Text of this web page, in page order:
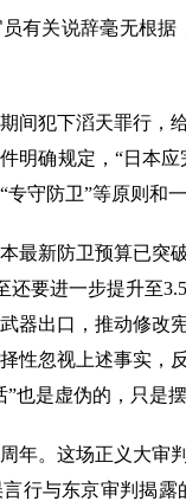
有关说辞毫无根
间犯下滔天罪行，
明确规定，“日本
守防卫”等原则和
最新防卫预算已突
还要进一步提升至
器出口，推动修改
性忽视上述事实，
也是虚伪的，只是
年。这场正义大审
行与东京审判揭